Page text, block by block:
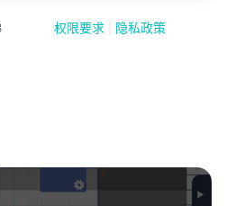
权限要求 隐私政策